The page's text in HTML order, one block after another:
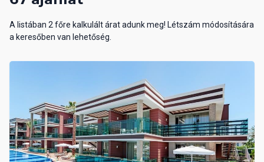
A listában 2 főre kalkulált árat adunk meg! Létszám módosítására
a keresőben van lehetőség.